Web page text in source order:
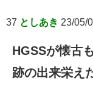
37 としあき 23/05/
HGSSが懐古
跡の出来栄え